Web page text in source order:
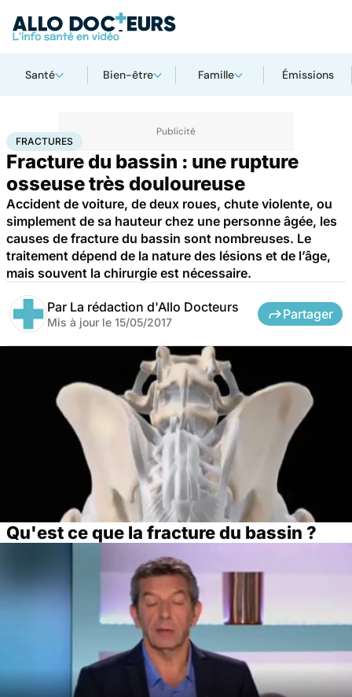
Santé Bien-être Famille Émissions
AccueilSantéFractures
FRACTURES
Fracture du bassin : une rupture
osseuse très douloureuse
Accident de voiture, de deux roues, chute violente, ou
simplement de sa hauteur chez une personne âgée, les
causes de fracture du bassin sont nombreuses. Le
traitement dépend de la nature des lésions et de l’âge,
mais souvent la chirurgie est nécessaire.
Par La rédaction d'Allo Docteurs
Mis à jour le 15/05/2017
Partager
Qu'est ce que la fracture du bassin ?